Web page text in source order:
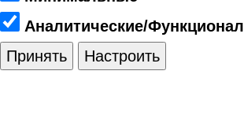
Аналитические/
Принять
Настроить